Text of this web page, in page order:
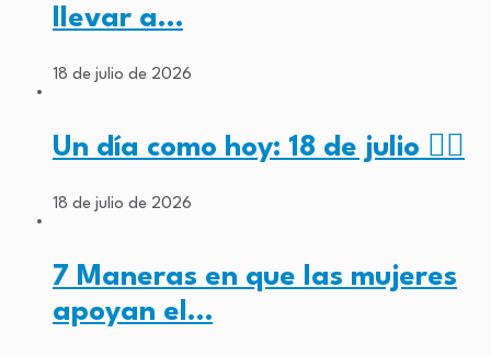
llevar a…
18 de julio de 2026
Un día como hoy: 18 de julio ✊🏾
18 de julio de 2026
7 Maneras en que las mujeres
apoyan el…